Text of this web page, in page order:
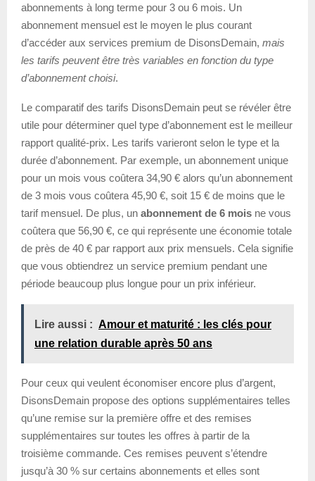
abonnements à long terme pour 3 ou 6 mois. Un
abonnement mensuel est le moyen le plus courant
d’accéder aux services premium de DisonsDemain, mais
les tarifs peuvent être très variables en fonction du type
d’abonnement choisi.
Le comparatif des tarifs DisonsDemain peut se révéler être
utile pour déterminer quel type d’abonnement est le meilleur
rapport qualité-prix. Les tarifs varieront selon le type et la
durée d’abonnement. Par exemple, un abonnement unique
pour un mois vous coûtera 34,90 € alors qu’un abonnement
de 3 mois vous coûtera 45,90 €, soit 15 € de moins que le
tarif mensuel. De plus, un abonnement de 6 mois ne vous
coûtera que 56,90 €, ce qui représente une économie totale
de près de 40 € par rapport aux prix mensuels. Cela signifie
que vous obtiendrez un service premium pendant une
période beaucoup plus longue pour un prix inférieur.
Lire aussi : Amour et maturité : les clés pour
une relation durable après 50 ans
Pour ceux qui veulent économiser encore plus d’argent,
DisonsDemain propose des options supplémentaires telles
qu’une remise sur la première offre et des remises
supplémentaires sur toutes les offres à partir de la
troisième commande. Ces remises peuvent s’étendre
jusqu’à 30 % sur certains abonnements et elles sont